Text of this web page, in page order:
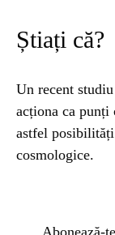
Știați că?
Un recent
acționa ca punți
astfel
cosmologice.
Abonează-